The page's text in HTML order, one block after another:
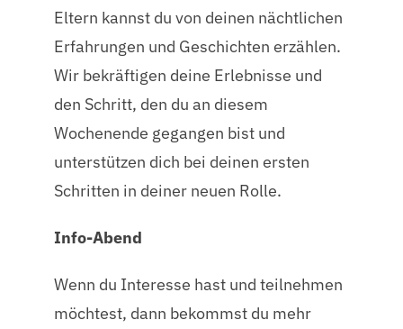
Eltern kannst du von deinen nächtlichen
Erfahrungen und Geschichten erzählen.
Wir bekräftigen deine Erlebnisse und
den Schritt, den du an diesem
Wochenende gegangen bist und
unterstützen dich bei deinen ersten
Schritten in deiner neuen Rolle.
Info-Abend
Wenn du Interesse hast und teilnehmen
möchtest, dann bekommst du mehr